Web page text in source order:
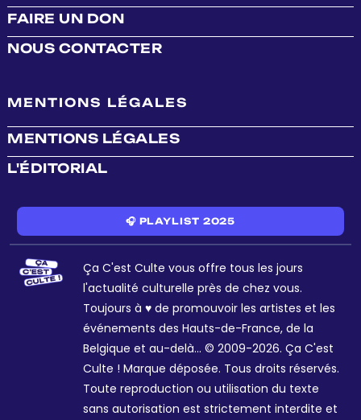
FAIRE UN DON
NOUS CONTACTER
MENTIONS LÉGALES
MENTIONS LÉGALES
L'ÉDITORIAL
🎧 PLAYLIST 2025
Ça C'est Culte vous offre tous les jours
l'actualité culturelle près de chez vous.
Toujours à ♥ de promouvoir les artistes et les
événements des Hauts-de-France, de la
Belgique et au-delà... © 2009-2026. Ça C'est
Culte ! Marque déposée. Tous droits réservés.
Toute reproduction ou utilisation du texte
sans autorisation est strictement interdite et